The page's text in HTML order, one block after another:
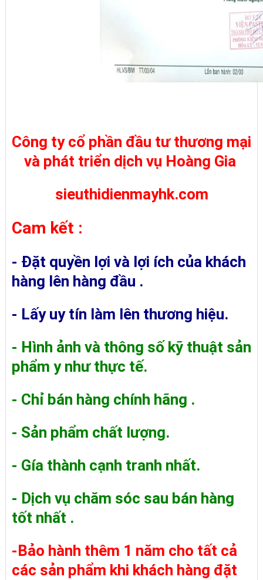
Công ty cổ phần đầu tư thương mại
và phát triển dịch vụ Hoàng Gia
sieuthidienmayhk.com
Cam kết :
- Đặt quyền lợi và lợi ích của khách
hàng lên hàng đầu .
- Lấy uy tín làm lên thương hiệu.
- Hình ảnh và thông số kỹ thuật sản
phẩm y như thực tế.
- Chỉ bán hàng chính hãng .
- Sản phẩm chất lượng.
- Gía thành cạnh tranh nhất.
- Dịch vụ chăm sóc sau bán hàng
tốt nhất .
-Bảo hành thêm 1 năm cho tất cả
các sản phẩm khi khách hàng đặt